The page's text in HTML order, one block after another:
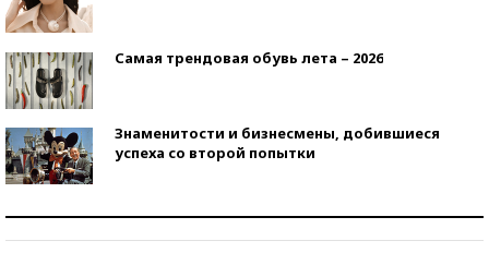
Самая трендовая обувь лета – 2026
Знаменитости и бизнесмены, добившиеся
успеха со второй попытки